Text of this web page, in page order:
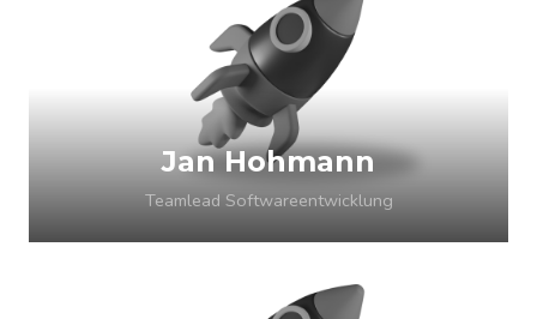
Jan Hohmann
Teamlead Softwareentwicklung